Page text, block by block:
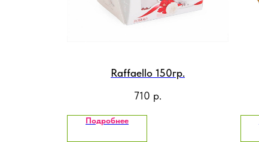
Raffaello 150гр.
710 р.
Подробнее